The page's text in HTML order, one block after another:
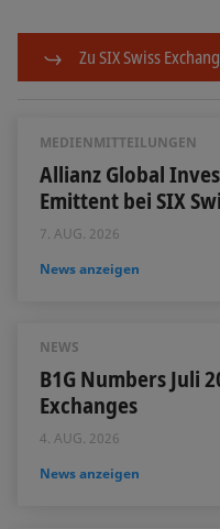
Zu SIX Swiss
MEDIENMITTEILUNGEN
Allianz Global
Emittent bei SIX
7. AUG. 2026
News anzeigen
NEWS
B1G Numbers Juli
Exchanges
4. AUG. 2026
News anzeigen